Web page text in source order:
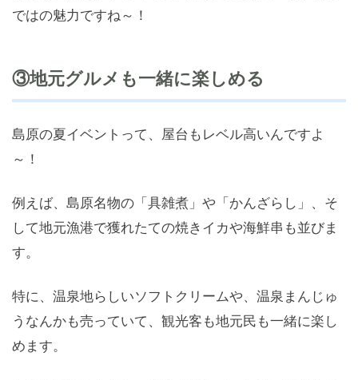
ではの魅力ですね～！
③地元グルメも一緒に楽しめる
島原の夏イベントって、屋台もレベル高いんですよ
～！
例えば、島原名物の「具雑煮」や「かんざらし」、そ
して地元漁港で獲れたての焼きイカや海鮮串も並びま
す。
特に、温泉地らしいソフトクリームや、温泉まんじゅ
うなんかも売っていて、観光客も地元民も一緒に楽し
めます。